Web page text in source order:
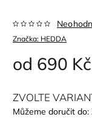
Značka: HEDDA
od 690 Kč
ZVOLTE
Můžeme doručit do: